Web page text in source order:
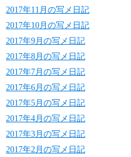
2017年11月の写メ日記
2017年10月の写メ日記
2017年9月の写メ日記
2017年8月の写メ日記
2017年7月の写メ日記
2017年6月の写メ日記
2017年5月の写メ日記
2017年4月の写メ日記
2017年3月の写メ日記
2017年2月の写メ日記